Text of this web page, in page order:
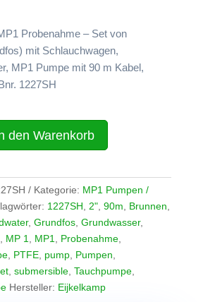
9.652,21 €.
Probenahme – Set von
mit Schlauchwagen,
MP1 Pumpe mit 90 m Kabel,
1227SH
den Warenkorb
Kategorie: MP1 Pumpen /
1227SH, 2", 90m, Brunnen,
, Grundfos, Grundwasser,
, MP 1, MP1, Probenahme,
, PTFE, pump, Pumpen,
, submersible, Tauchpumpe,
Hersteller: Eijkelkamp